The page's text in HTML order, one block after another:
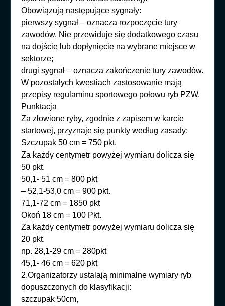
Obowiązują następujące sygnały:
pierwszy sygnał – oznacza rozpoczęcie tury
zawodów. Nie przewiduje się dodatkowego czasu
na dojście lub dopłynięcie na wybrane miejsce w
sektorze;
drugi sygnał – oznacza zakończenie tury zawodów.
W pozostałych kwestiach zastosowanie mają
przepisy regulaminu sportowego połowu ryb PZW.
Punktacja
Za złowione ryby, zgodnie z zapisem w karcie
startowej, przyznaje się punkty według zasady:
Szczupak 50 cm = 750 pkt.
Za każdy centymetr powyżej wymiaru dolicza się
50 pkt.
50,1- 51 cm = 800 pkt
– 52,1-53,0 cm = 900 pkt.
71,1-72 cm = 1850 pkt
Okoń 18 cm = 100 Pkt.
Za każdy centymetr powyżej wymiaru dolicza się
20 pkt.
np. 28,1-29 cm = 280pkt
45,1- 46 cm = 620 pkt
2.Organizatorzy ustalają minimalne wymiary ryb
dopuszczonych do klasyfikacji:
szczupak 50cm,